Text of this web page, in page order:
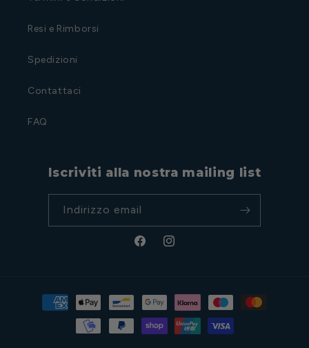
Resi e Rimborsi
Spedizioni
Contattaci
FAQ
Iscriviti alla nostra mailing list
Indirizzo email
FacebookInstagram
Metodi
pagamento